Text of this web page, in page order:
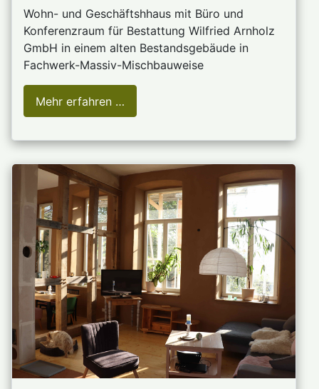
Wohn- und Geschäftshhaus mit Büro und
Konferenzraum für Bestattung Wilfried Arnholz
GmbH in einem alten Bestandsgebäude in
Fachwerk-Massiv-Mischbauweise
Mehr erfahren …